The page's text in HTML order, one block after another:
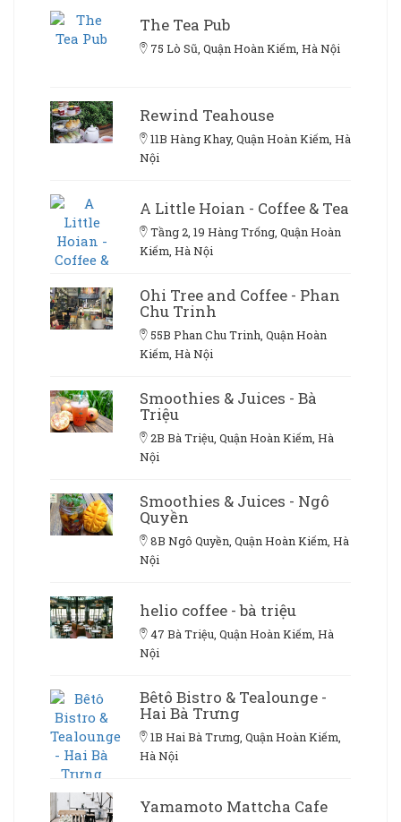
The Tea Pub
75 Lò Sũ, Quận Hoàn Kiếm, Hà Nội
Rewind Teahouse
11B Hàng Khay, Quận Hoàn Kiếm, Hà
Nội
A Little Hoian - Coffee & Tea
Tầng 2, 19 Hàng Trống, Quận Hoàn
Kiếm, Hà Nội
Ohi Tree and Coffee - Phan
Chu Trinh
55B Phan Chu Trinh, Quận Hoàn
Kiếm, Hà Nội
Smoothies & Juices - Bà
Triệu
2B Bà Triệu, Quận Hoàn Kiếm, Hà
Nội
Smoothies & Juices - Ngô
Quyền
8B Ngô Quyền, Quận Hoàn Kiếm, Hà
Nội
helio coffee - bà triệu
47 Bà Triệu, Quận Hoàn Kiếm, Hà
Nội
Bêtô Bistro & Tealounge -
Hai Bà Trưng
1B Hai Bà Trưng, Quận Hoàn Kiếm,
Hà Nội
Yamamoto Mattcha Cafe